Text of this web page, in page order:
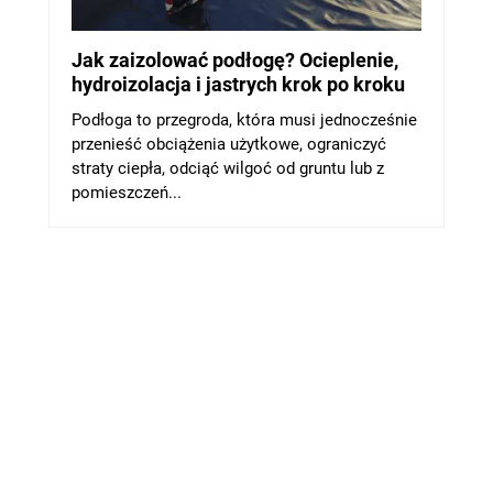
Jak zaizolować podłogę? Ocieplenie,
hydroizolacja i jastrych krok po kroku
Podłoga to przegroda, która musi jednocześnie
przenieść obciążenia użytkowe, ograniczyć
straty ciepła, odciąć wilgoć od gruntu lub z
pomieszczeń...